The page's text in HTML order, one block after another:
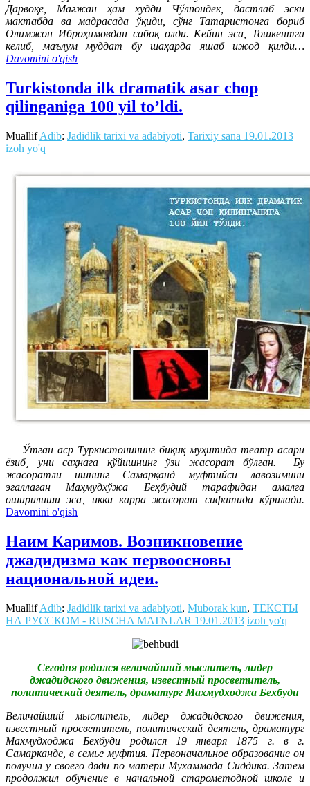
Дарвоқе, Мағжан ҳам худди Чўлпондек, дастлаб эски
мактабда ва мадрасада ўқиди, сўнг Татаристонга бориб
Олимжон Иброҳимовдан сабоқ олди. Кейин эса, Тошкентга
келиб, маълум муддат бу шаҳарда яшаб ижод қилди…
Davomini o'qish
Turkistonda ilk dramatik asar chop
qilinganiga 100 yil to’ldi.
MuallifAdib: Jadidlik tarixi va adabiyoti, Tarixiy sana 19.01.2013
izoh yo'q
Ўтган аср Туркистонининг биқиқ муҳитида театр асари
ëзиб¸ уни саҳнага қўйишнинг ўзи жасорат бўлган. Бу
жасоратли ишнинг Самарқанд муфтийси лавозимини
эгаллаган Маҳмудхўжа Беҳбудий тарафидан амалга
оширилиши эса¸ икки карра жасорат сифатида кўрилади.
Davomini o'qish
Наим Каримов. Возникновение
джадидизма как первоосновы
национальной идеи.
MuallifAdib: Jadidlik tarixi va adabiyoti, Muborak kun, ТЕКСТЫ
НА РУССКОМ - RUSCHA MATNLAR 19.01.2013 izoh yo'q
Сегодня родился величайший мыслитель, лидер
джадидского движения, известный просветитель,
политический деятель, драматург Махмудходжа Бехбуди
Величайший мыслитель, лидер джадидского движения,
известный просветитель, политический деятель, драматург
Махмудходжа Бехбуди родился 19 января 1875 г. в г.
Самарканде, в семье муфтия. Первоначальное образование он
получил у своего дяди по матери Мухаммада Сиддика. Затем
продолжил обучение в начальной старометодной школе и